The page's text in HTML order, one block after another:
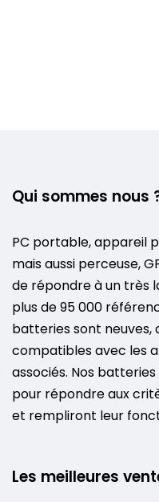
Qui sommes nous
PC portable, appareil
mais aussi perceuse,
de répondre à un très
plus de 95 000
batteries sont neuves,
compatibles avec les
associés. Nos
pour répondre aux
et rempliront leur
Les meilleures